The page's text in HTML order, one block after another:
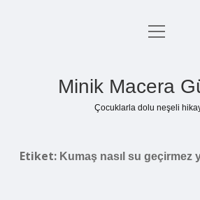
Anasayfa
menüyü
Minik Macera
Çocuklarla dolu neşeli
Etiket: Kumaş nasıl su geçirmez